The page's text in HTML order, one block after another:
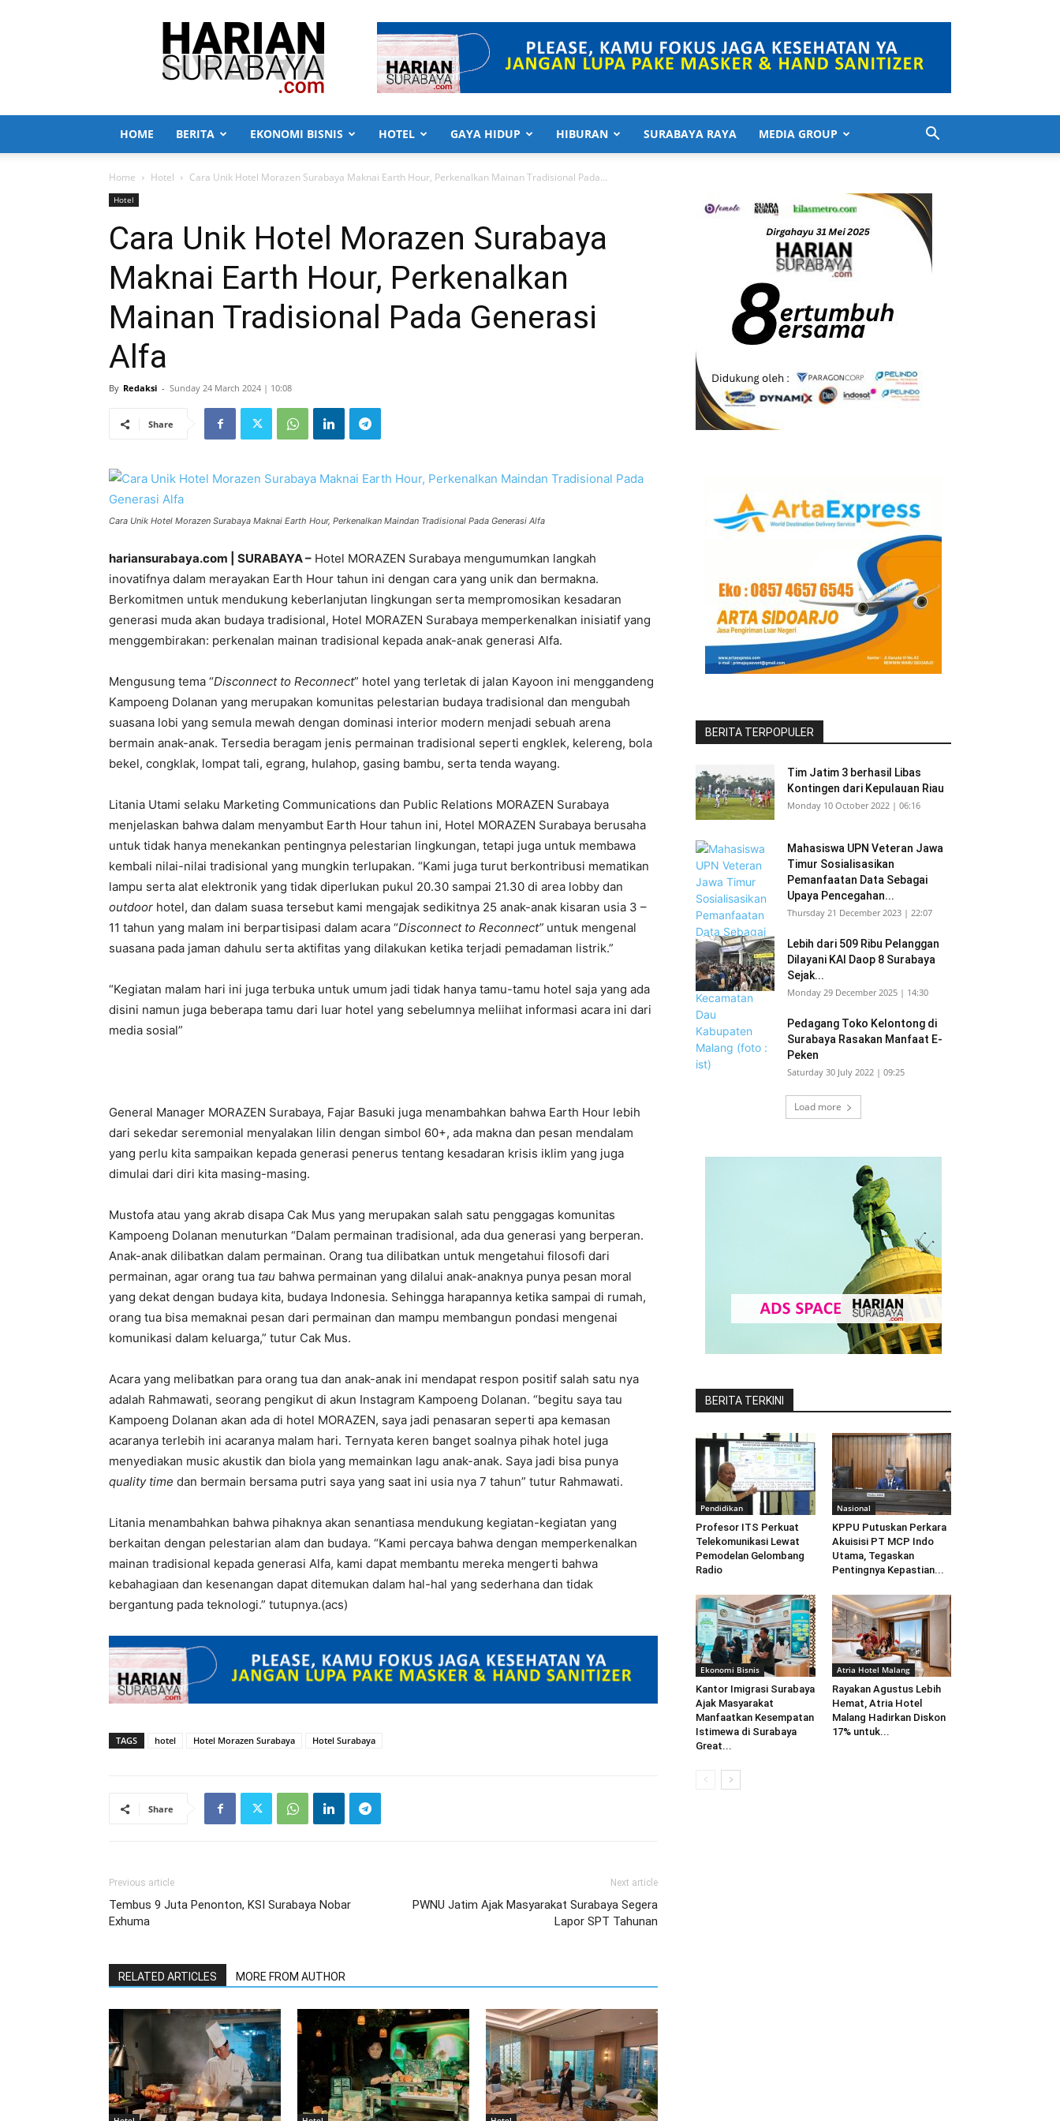
Harian
Surabaya
HOME BERITA EKONOMI BISNIS HOTEL GAYA HIDUP HIBURAN SURABAYA RAYA MEDIA GROUP
Home Hotel Cara Unik Hotel Morazen Surabaya Maknai Earth Hour, Perkenalkan Mainan Tradisional Pada...
Hotel
Cara Unik Hotel Morazen Surabaya
Maknai Earth Hour, Perkenalkan
Mainan Tradisional Pada Generasi
Alfa
By Redaksi - Sunday 24 March 2024 | 10:08
Share
Cara Unik Hotel Morazen Surabaya Maknai Earth Hour, Perkenalkan Maindan Tradisional Pada Generasi Alfa
hariansurabaya.com | SURABAYA – Hotel MORAZEN Surabaya mengumumkan langkah
inovatifnya dalam merayakan Earth Hour tahun ini dengan cara yang unik dan bermakna.
Berkomitmen untuk mendukung keberlanjutan lingkungan serta mempromosikan kesadaran
generasi muda akan budaya tradisional, Hotel MORAZEN Surabaya memperkenalkan inisiatif yang
menggembirakan: perkenalan mainan tradisional kepada anak-anak generasi Alfa.
Mengusung tema “Disconnect to Reconnect” hotel yang terletak di jalan Kayoon ini menggandeng
Kampoeng Dolanan yang merupakan komunitas pelestarian budaya tradisional dan mengubah
suasana lobi yang semula mewah dengan dominasi interior modern menjadi sebuah arena
bermain anak-anak. Tersedia beragam jenis permainan tradisional seperti engklek, kelereng, bola
bekel, congklak, lompat tali, egrang, hulahop, gasing bambu, serta tenda wayang.
Litania Utami selaku Marketing Communications dan Public Relations MORAZEN Surabaya
menjelaskan bahwa dalam menyambut Earth Hour tahun ini, Hotel MORAZEN Surabaya berusaha
untuk tidak hanya menekankan pentingnya pelestarian lingkungan, tetapi juga untuk membawa
kembali nilai-nilai tradisional yang mungkin terlupakan. “Kami juga turut berkontribusi mematikan
lampu serta alat elektronik yang tidak diperlukan pukul 20.30 sampai 21.30 di area lobby dan
outdoor hotel, dan dalam suasa tersebut kami mengajak sedikitnya 25 anak-anak kisaran usia 3 –
11 tahun yang malam ini berpartisipasi dalam acara “Disconnect to Reconnect” untuk mengenal
suasana pada jaman dahulu serta aktifitas yang dilakukan ketika terjadi pemadaman listrik.”
“Kegiatan malam hari ini juga terbuka untuk umum jadi tidak hanya tamu-tamu hotel saja yang ada
disini namun juga beberapa tamu dari luar hotel yang sebelumnya meliihat informasi acara ini dari
media sosial”
General Manager MORAZEN Surabaya, Fajar Basuki juga menambahkan bahwa Earth Hour lebih
dari sekedar seremonial menyalakan lilin dengan simbol 60+, ada makna dan pesan mendalam
yang perlu kita sampaikan kepada generasi penerus tentang kesadaran krisis iklim yang juga
dimulai dari diri kita masing-masing.
Mustofa atau yang akrab disapa Cak Mus yang merupakan salah satu penggagas komunitas
Kampoeng Dolanan menuturkan “Dalam permainan tradisional, ada dua generasi yang berperan.
Anak-anak dilibatkan dalam permainan. Orang tua dilibatkan untuk mengetahui filosofi dari
permainan, agar orang tua tau bahwa permainan yang dilalui anak-anaknya punya pesan moral
yang dekat dengan budaya kita, budaya Indonesia. Sehingga harapannya ketika sampai di rumah,
orang tua bisa memaknai pesan dari permainan dan mampu membangun pondasi mengenai
komunikasi dalam keluarga,” tutur Cak Mus.
Acara yang melibatkan para orang tua dan anak-anak ini mendapat respon positif salah satu nya
adalah Rahmawati, seorang pengikut di akun Instagram Kampoeng Dolanan. “begitu saya tau
Kampoeng Dolanan akan ada di hotel MORAZEN, saya jadi penasaran seperti apa kemasan
acaranya terlebih ini acaranya malam hari. Ternyata keren banget soalnya pihak hotel juga
menyediakan music akustik dan biola yang memainkan lagu anak-anak. Saya jadi bisa punya
quality time dan bermain bersama putri saya yang saat ini usia nya 7 tahun” tutur Rahmawati.
Litania menambahkan bahwa pihaknya akan senantiasa mendukung kegiatan-kegiatan yang
berkaitan dengan pelestarian alam dan budaya. “Kami percaya bahwa dengan memperkenalkan
mainan tradisional kepada generasi Alfa, kami dapat membantu mereka mengerti bahwa
kebahagiaan dan kesenangan dapat ditemukan dalam hal-hal yang sederhana dan tidak
bergantung pada teknologi.” tutupnya.(acs)
TAGS hotel Hotel Morazen Surabaya Hotel Surabaya
Share
Previous article
Tembus 9 Juta Penonton, KSI Surabaya Nobar
Exhuma
Next article
PWNU Jatim Ajak Masyarakat Surabaya Segera
Lapor SPT Tahunan
RELATED ARTICLES MORE FROM AUTHOR
BERITA TERPOPULER
Tim Jatim 3 berhasil Libas
Kontingen dari Kepulauan Riau
Monday 10 October 2022 | 06:16
Mahasiswa UPN Veteran Jawa
Timur Sosialisasikan
Pemanfaatan Data Sebagai
Upaya Pencegahan...
Thursday 21 December 2023 | 22:07
Lebih dari 509 Ribu Pelanggan
Dilayani KAI Daop 8 Surabaya
Sejak...
Monday 29 December 2025 | 14:30
Pedagang Toko Kelontong di
Surabaya Rasakan Manfaat E-
Peken
Saturday 30 July 2022 | 09:25
Load more
BERITA TERKINI
Pendidikan
Profesor ITS Perkuat
Telekomunikasi Lewat
Pemodelan Gelombang
Radio
Nasional
KPPU Putuskan Perkara
Akuisisi PT MCP Indo
Utama, Tegaskan
Pentingnya Kepastian...
Ekonomi Bisnis
Kantor Imigrasi Surabaya
Ajak Masyarakat
Manfaatkan Kesempatan
Istimewa di Surabaya
Great...
Atria Hotel Malang
Rayakan Agustus Lebih
Hemat, Atria Hotel
Malang Hadirkan Diskon
17% untuk...